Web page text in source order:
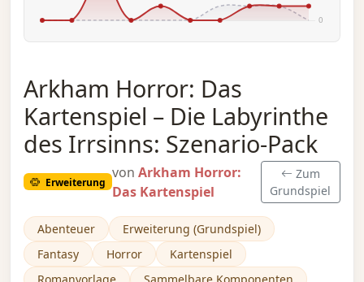
Arkham Horror: Das
Kartenspiel – Die Labyrinthe
des Irrsinns: Szenario-Pack
Erweiterung
von Arkham Horror:
Das Kartenspiel
Zum
Grundspiel
Abenteuer
Erweiterung (Grundspiel)
Fantasy
Horror
Kartenspiel